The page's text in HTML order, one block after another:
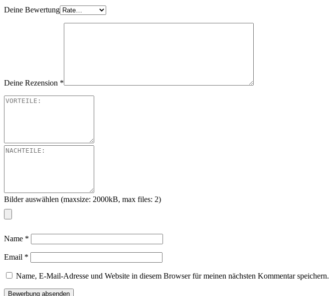
Deine Bewertung
Deine Rezension *
Bilder auswählen (maxsize: 2000kB, max files: 2)
Name *
Email *
Name, E-Mail-Adresse und Website in diesem Browser für meinen nächsten Kommentar speichern.